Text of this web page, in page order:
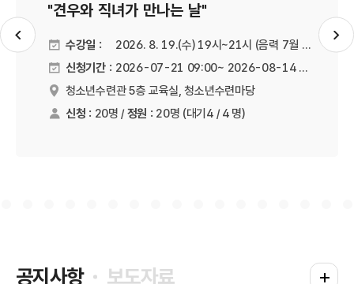
"견우와 직녀가 만나는 날"
수강일 :
2026. 8. 19.(수) 19시~21시 (음력 7월 7일)
신청기간 :
2026-07-21 09:00~ 2026-08-14 21:00
진행장소
청소년수련관 5층 교육실, 청소년수련마당
신청 : 20명 /정원 : 20명 (대기4 / 4 명)
슬라이드 이전 슬
공지사항 보도자료 공지사